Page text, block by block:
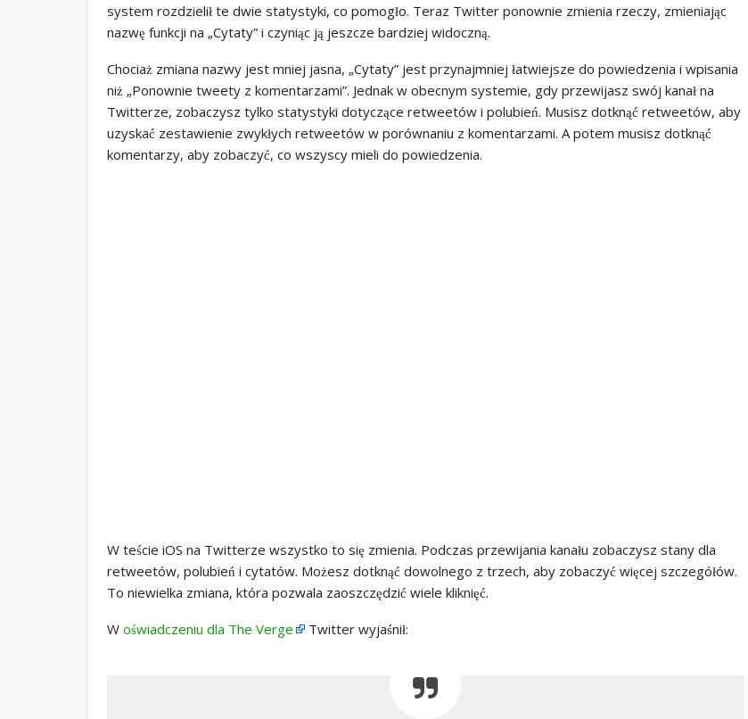
system rozdzielił te dwie statystyki, co pomogło. Teraz Twitter ponownie zmienia rzeczy, zmieniając
nazwę funkcji na „Cytaty” i czyniąc ją jeszcze bardziej widoczną.
Chociaż zmiana nazwy jest mniej jasna, „Cytaty” jest przynajmniej łatwiejsze do powiedzenia i wpisania
niż „Ponownie tweety z komentarzami”. Jednak w obecnym systemie, gdy przewijasz swój kanał na
Twitterze, zobaczysz tylko statystyki dotyczące retweetów i polubień. Musisz dotknąć retweetów, aby
uzyskać zestawienie zwykłych retweetów w porównaniu z komentarzami. A potem musisz dotknąć
komentarzy, aby zobaczyć, co wszyscy mieli do powiedzenia.
W teście iOS na Twitterze wszystko to się zmienia. Podczas przewijania kanału zobaczysz stany dla
retweetów, polubień i cytatów. Możesz dotknąć dowolnego z trzech, aby zobaczyć więcej szczegółów.
To niewielka zmiana, która pozwala zaoszczędzić wiele kliknięć.
W oświadczeniu dla The Verge Twitter wyjaśnił: